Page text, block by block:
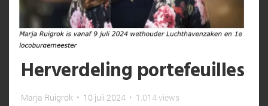
Herverdeling portefeuilles
Marja Ruigrok • 10 juli 2024 • 1.014 views